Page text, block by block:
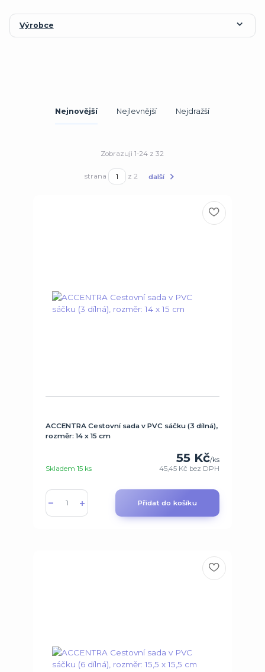
Výrobce
Nejnovější Nejlevnější Nejdražší
Zobrazuji 1-24 z 32
strana z 2 další
ACCENTRA Cestovní sada v PVC sáčku (3 dílná),
rozměr: 14 x 15 cm
55 Kč/ks
45,45 Kč bez DPH
Skladem 15 ks
Přidat do košíku